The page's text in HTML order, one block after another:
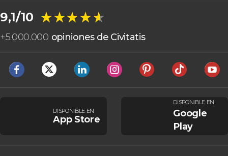
9,1/10 ★★★★★
★★★★★
+5.000.000 opiniones de Civitatis
DISPONIBLE EN
App Store
DISPONIBLE EN
Google
Play